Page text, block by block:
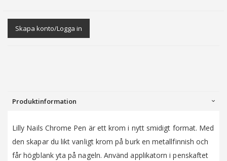
Skapa konto/Logga in
Produktinformation
Lilly Nails Chrome Pen är ett krom i nytt smidigt format. Med
den skapar du likt vanligt krom på burk en metallfinnish och
får högblank yta på nageln. Använd applikatorn i penskaftet